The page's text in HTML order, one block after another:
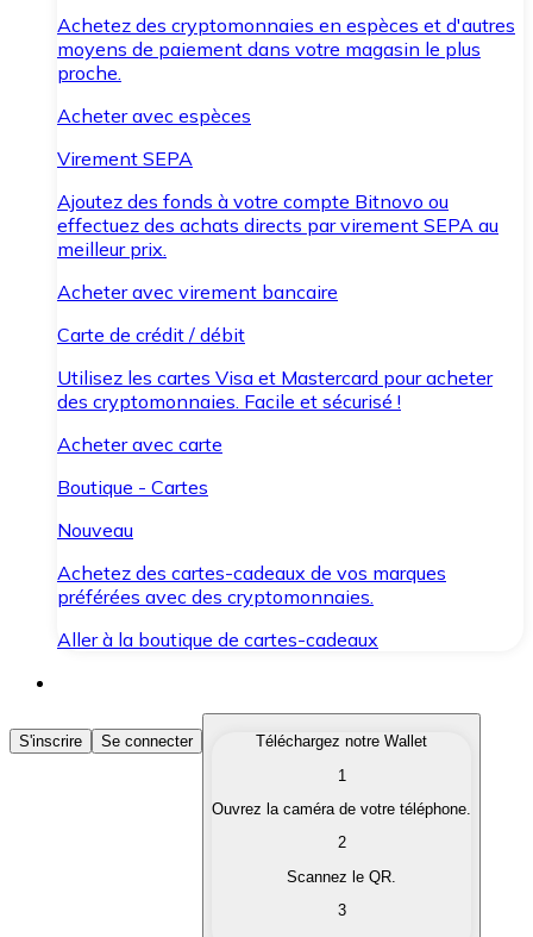
Achetez des cryptomonnaies en espèces et d'autres
moyens de paiement dans votre magasin le plus
proche.
Acheter avec espèces
Virement SEPA
Ajoutez des fonds à votre compte Bitnovo ou
effectuez des achats directs par virement SEPA au
meilleur prix.
Acheter avec virement bancaire
Carte de crédit / débit
Utilisez les cartes Visa et Mastercard pour acheter
des cryptomonnaies. Facile et sécurisé !
Acheter avec carte
Boutique - Cartes
Nouveau
Achetez des cartes-cadeaux de vos marques
préférées avec des cryptomonnaies.
Aller à la boutique de cartes-cadeaux
Acheter des Cryptomonnaies
Achetez les cryptomonnaies qui vous intéressent
Convertissez vos cryptomonnaies en monnaie
S'inscrire Se connecter
Téléchargez notre Wallet
1
Ouvrez la caméra de votre téléphone.
2
Scannez le QR.
3